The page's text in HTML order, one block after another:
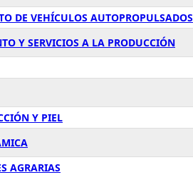
DE VEHÍCULOS AUTOPROPULSADOS
Y SERVICIOS A LA PRODUCCIÓN
Y PIEL
AGRARIAS